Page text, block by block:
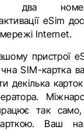
два
eSim
Internet.
пристрої
SIM-картка
декілька
так само,
Ваш